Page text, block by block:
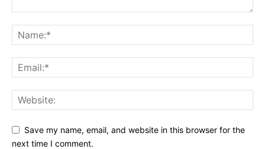
Save my name, email, and website in this browser for the
next time I comment.